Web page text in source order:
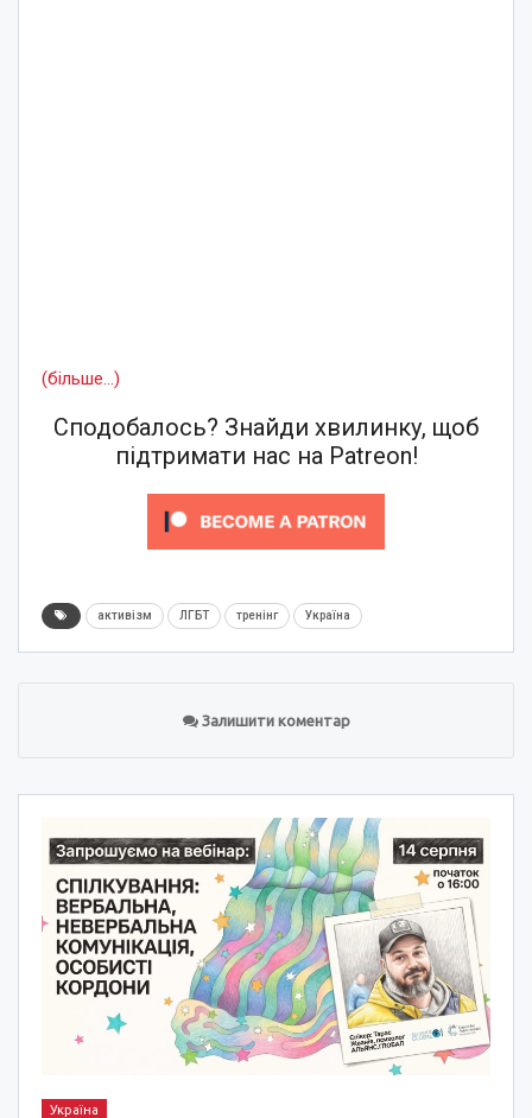
(більше…)
Сподобалось? Знайди хвилинку, щоб
підтримати нас на Patreon!
активізм ЛГБТ тренінг Україна
Залишити коментар
Україна